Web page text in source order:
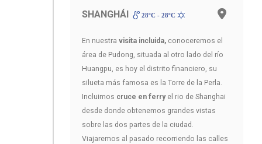
SHANGHÁI 28ºC - 28ºC
En nuestra visita incluida, conoceremos el
área de Pudong, situada al otro lado del río
Huangpu, es hoy el distrito financiero, su
silueta más famosa es la Torre de la Perla.
Incluimos cruce en ferry el rio de Shanghai
desde donde obtenemos grandes vistas
sobre las dos partes de la ciudad.
Viajaremos al pasado recorriendo las calles